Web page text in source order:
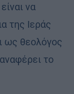
να
της Ιεράς
ως θεολόγος
το